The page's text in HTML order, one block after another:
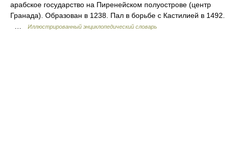
арабское государство на Пиренейском полуострове (центр
Гранада). Образован в 1238. Пал в борьбе с Кастилией в 1492.
Иллюстрированный энциклопедический словарь